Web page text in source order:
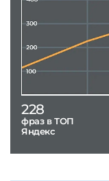
228
фраз в ТОП
Яндекс